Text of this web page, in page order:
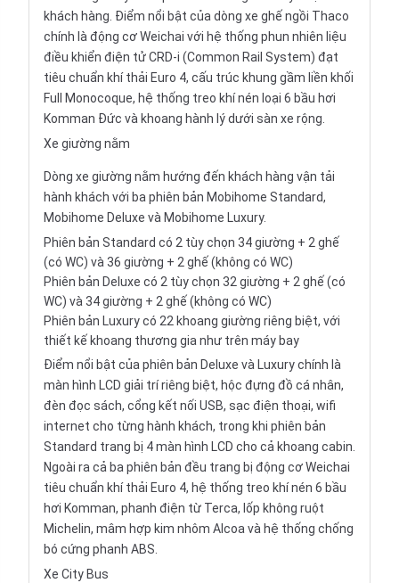
khách hàng. Điểm nổi bật của dòng xe ghế ngồi Thaco
chính là động cơ Weichai với hệ thống phun nhiên liệu
điều khiển điện tử CRD-i (Common Rail System) đạt
tiêu chuẩn khí thải Euro 4, cấu trúc khung gầm liền khối
Full Monocoque, hệ thống treo khí nén loại 6 bầu hơi
Komman Đức và khoang hành lý dưới sàn xe rộng.
Xe giường nằm
Dòng xe giường nằm hướng đến khách hàng vận tải
hành khách với ba phiên bản Mobihome Standard,
Mobihome Deluxe và Mobihome Luxury.
Phiên bản Standard có 2 tùy chọn 34 giường + 2 ghế
(có WC) và 36 giường + 2 ghế (không có WC)
Phiên bản Deluxe có 2 tùy chọn 32 giường + 2 ghế (có
WC) và 34 giường + 2 ghế (không có WC)
Phiên bản Luxury có 22 khoang giường riêng biệt, với
thiết kế khoang thương gia như trên máy bay
Điểm nổi bật của phiên bản Deluxe và Luxury chính là
màn hình LCD giải trí riêng biệt, hộc đựng đồ cá nhân,
đèn đọc sách, cổng kết nối USB, sạc điện thoại, wifi
internet cho từng hành khách, trong khi phiên bản
Standard trang bị 4 màn hình LCD cho cả khoang cabin.
Ngoài ra cả ba phiên bản đều trang bị động cơ Weichai
tiêu chuẩn khí thải Euro 4, hệ thống treo khí nén 6 bầu
hơi Komman, phanh điện từ Terca, lốp không ruột
Michelin, mâm hợp kim nhôm Alcoa và hệ thống chống
bó cứng phanh ABS.
Xe City Bus